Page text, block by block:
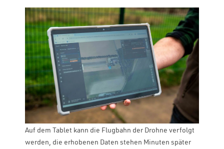
Auf dem Tablet kann die Flugbahn der Drohne verfolgt
werden, die erhobenen Daten stehen Minuten später